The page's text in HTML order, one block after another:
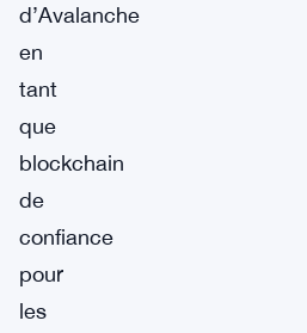
d’Avalanche
en
tant
que
blockchain
de
confiance
pour
les